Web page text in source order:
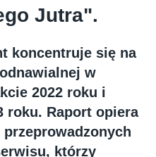
Jutra".
koncentruje się na
w
2022 roku i
roku. Raport opiera
którzy